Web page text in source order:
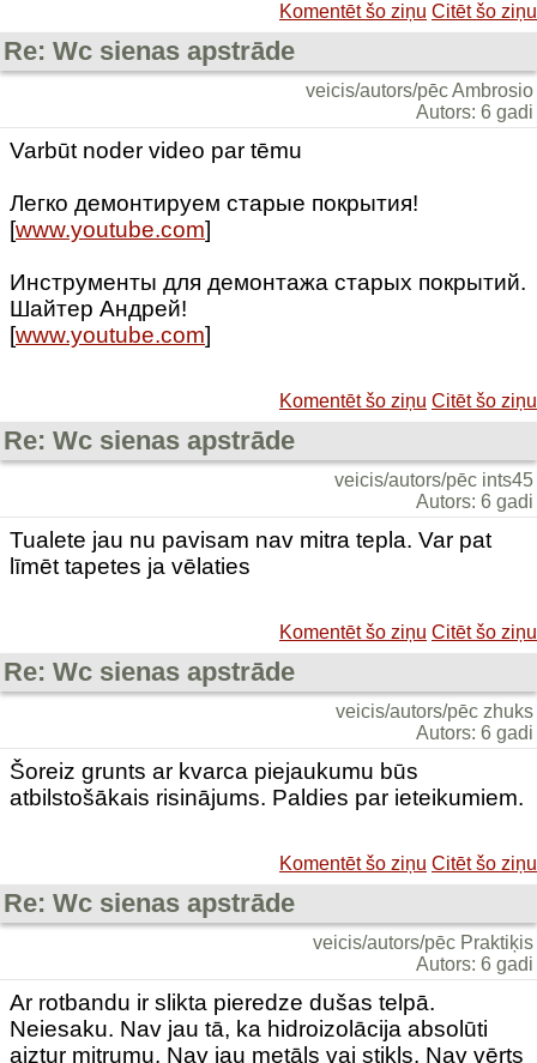
Komentēt šo ziņu Citēt šo ziņu
Re: Wc sienas apstrāde
veicis/autors/pēc Ambrosio
Autors: 6 gadi
Varbūt noder video par tēmu
Легко демонтируем старые покрытия!
[www.youtube.com]
Инструменты для демонтажа старых покрытий.
Шайтер Андрей!
[www.youtube.com]
Komentēt šo ziņu Citēt šo ziņu
Re: Wc sienas apstrāde
veicis/autors/pēc ints45
Autors: 6 gadi
Tualete jau nu pavisam nav mitra tepla. Var pat
līmēt tapetes ja vēlaties
Komentēt šo ziņu Citēt šo ziņu
Re: Wc sienas apstrāde
veicis/autors/pēc zhuks
Autors: 6 gadi
Šoreiz grunts ar kvarca piejaukumu būs
atbilstošākais risinājums. Paldies par ieteikumiem.
Komentēt šo ziņu Citēt šo ziņu
Re: Wc sienas apstrāde
veicis/autors/pēc Praktiķis
Autors: 6 gadi
Ar rotbandu ir slikta pieredze dušas telpā.
Neiesaku. Nav jau tā, ka hidroizolācija absolūti
aiztur mitrumu. Nav jau metāls vai stikls. Nav vērts